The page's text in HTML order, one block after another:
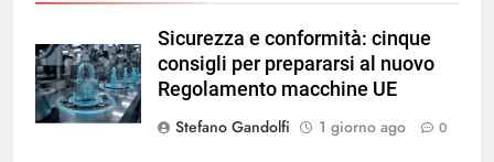
Sicurezza e conformità: cinque
consigli per prepararsi al nuovo
Regolamento macchine UE
Stefano Gandolfi
1 giorno ago 0